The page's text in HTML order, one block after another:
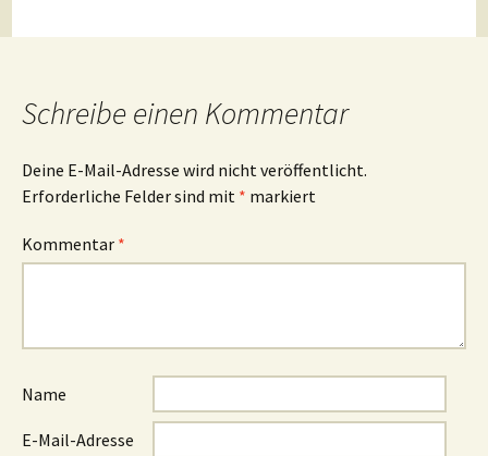
Schreibe einen Kommentar
Deine E-Mail-Adresse wird nicht veröffentlicht.
Erforderliche Felder sind mit * markiert
Kommentar *
Name
E-Mail-Adresse